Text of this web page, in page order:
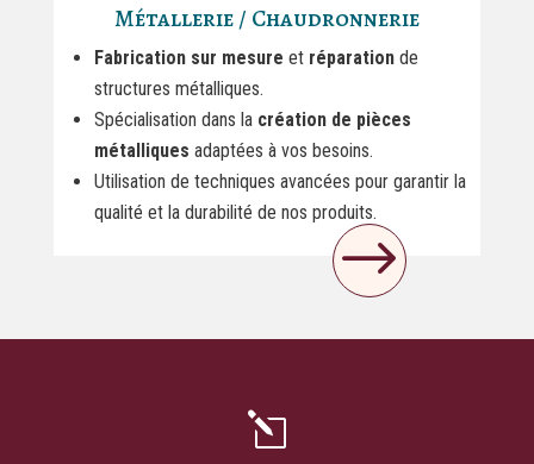
Métallerie / Chaudronnerie
Fabrication sur mesure et réparationde
structures métalliques.
Spécialisation dans la création de pièces
métalliques adaptées à vos besoins.
Utilisation de techniques avancées pour garantir la
qualité et la durabilité de nos produits.
$
l